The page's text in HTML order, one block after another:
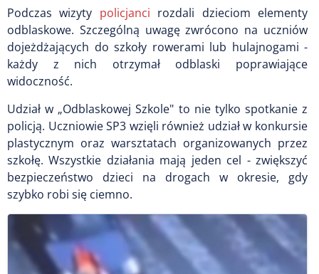
Podczas wizyty policjanci rozdali dzieciom elementy
odblaskowe. Szczególną uwagę zwrócono na uczniów
dojeżdżających do szkoły rowerami lub hulajnogami -
każdy z nich otrzymał odblaski poprawiające
widoczność.
Udział w „Odblaskowej Szkole" to nie tylko spotkanie z
policją. Uczniowie SP3 wzięli również udział w konkursie
plastycznym oraz warsztatach organizowanych przez
szkołę. Wszystkie działania mają jeden cel - zwiększyć
bezpieczeństwo dzieci na drogach w okresie, gdy
szybko robi się ciemno.